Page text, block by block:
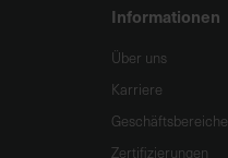
Informationen
Über uns
Karriere
Geschäftsbereiche
Zertifizierungen